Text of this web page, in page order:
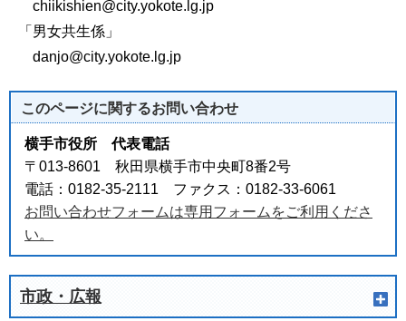
chiikishien@city.yokote.lg.jp
「男女共生係」
danjo@city.yokote.lg.jp
このページに関するお問い合わせ
横手市役所 代表電話
〒013-8601 秋田県横手市中央町8番2号
電話：0182-35-2111 ファクス：0182-33-6061
お問い合わせフォームは専用フォームをご利用くださ
い。
市政・広報